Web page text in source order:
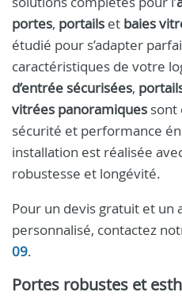
portes, portails et baies
étudié pour s’adapter
caractéristiques de votre
d’entrée sécurisées,
vitrées panoramiques sont
sécurité et performance
installation est réalisée
robustesse et longévité.
Pour un devis gratuit et un
personnalisé, contactez
09.
Portes robustes et